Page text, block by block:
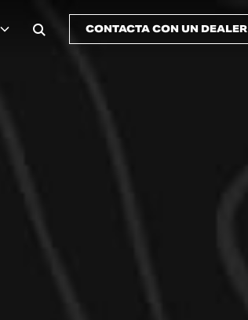
CONTACTA CON UN DEALER